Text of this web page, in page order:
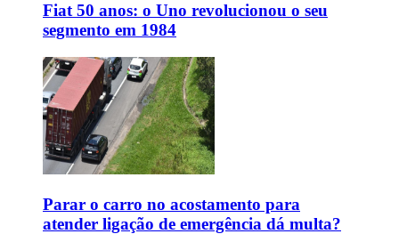
Fiat 50 anos: o Uno revolucionou o seu
segmento em 1984
Parar o carro no acostamento para
atender ligação de emergência dá multa?